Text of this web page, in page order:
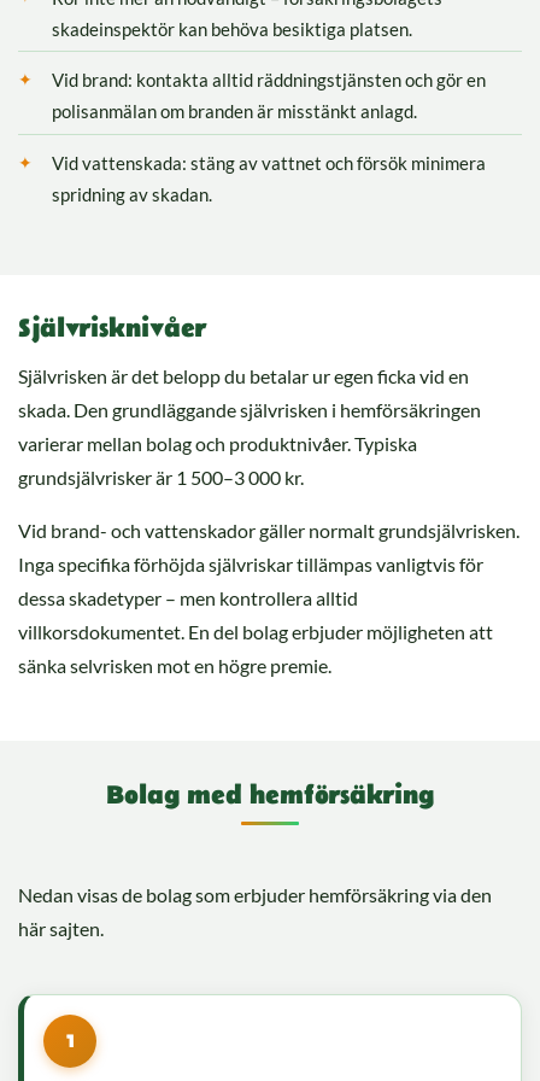
skadeinspektör kan behöva besiktiga platsen.
Vid brand: kontakta alltid räddningstjänsten och gör en
polisanmälan om branden är misstänkt anlagd.
Vid vattenskada: stäng av vattnet och försök minimera
spridning av skadan.
Självrisknivåer
Självrisken är det belopp du betalar ur egen ficka vid en
skada. Den grundläggande självrisken i hemförsäkringen
varierar mellan bolag och produktnivåer. Typiska
grundsjälvrisker är 1 500–3 000 kr.
Vid brand- och vattenskador gäller normalt grundsjälvrisken.
Inga specifika förhöjda självriskar tillämpas vanligtvis för
dessa skadetyper – men kontrollera alltid
villkorsdokumentet. En del bolag erbjuder möjligheten att
sänka selvrisken mot en högre premie.
Bolag med hemförsäkring
Nedan visas de bolag som erbjuder hemförsäkring via den
här sajten.
1